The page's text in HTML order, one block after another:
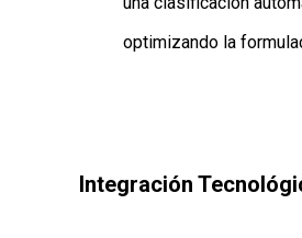
optimizando la
Integración